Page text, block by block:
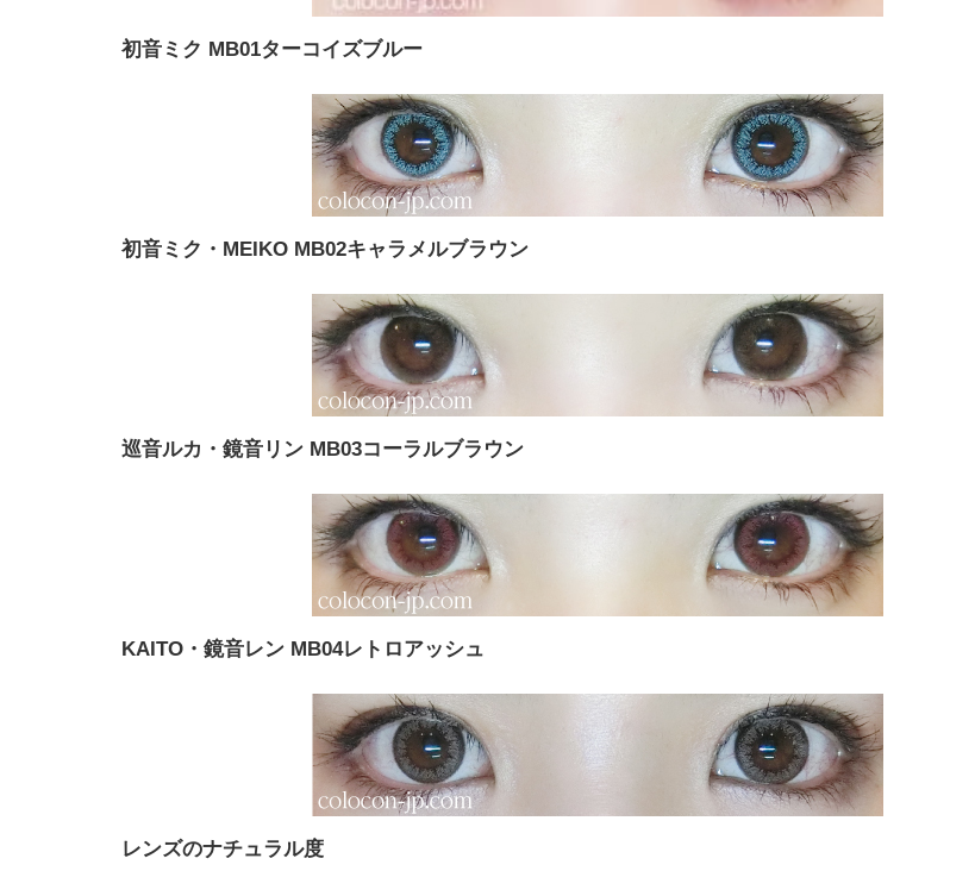
初音ミク MB01ターコイズブルー
初音ミク・MEIKO MB02キャラメルブラウン
巡音ルカ・鏡音リン MB03コーラルブラウン
KAITO・鏡音レン MB04レトロアッシュ
レンズのナチュラル度